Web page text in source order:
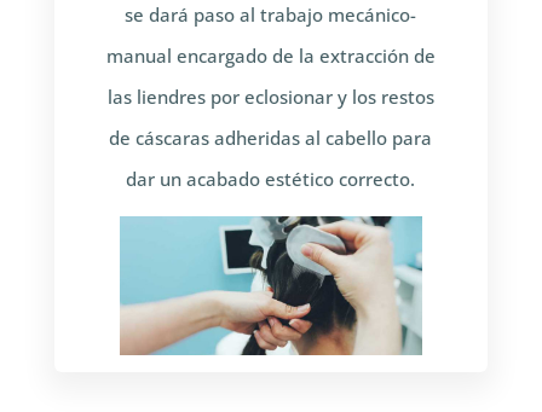
se dará paso al trabajo mecánico-
manual encargado de la extracción de
las liendres por eclosionar y los restos
de cáscaras adheridas al cabello para
dar un acabado estético correcto.